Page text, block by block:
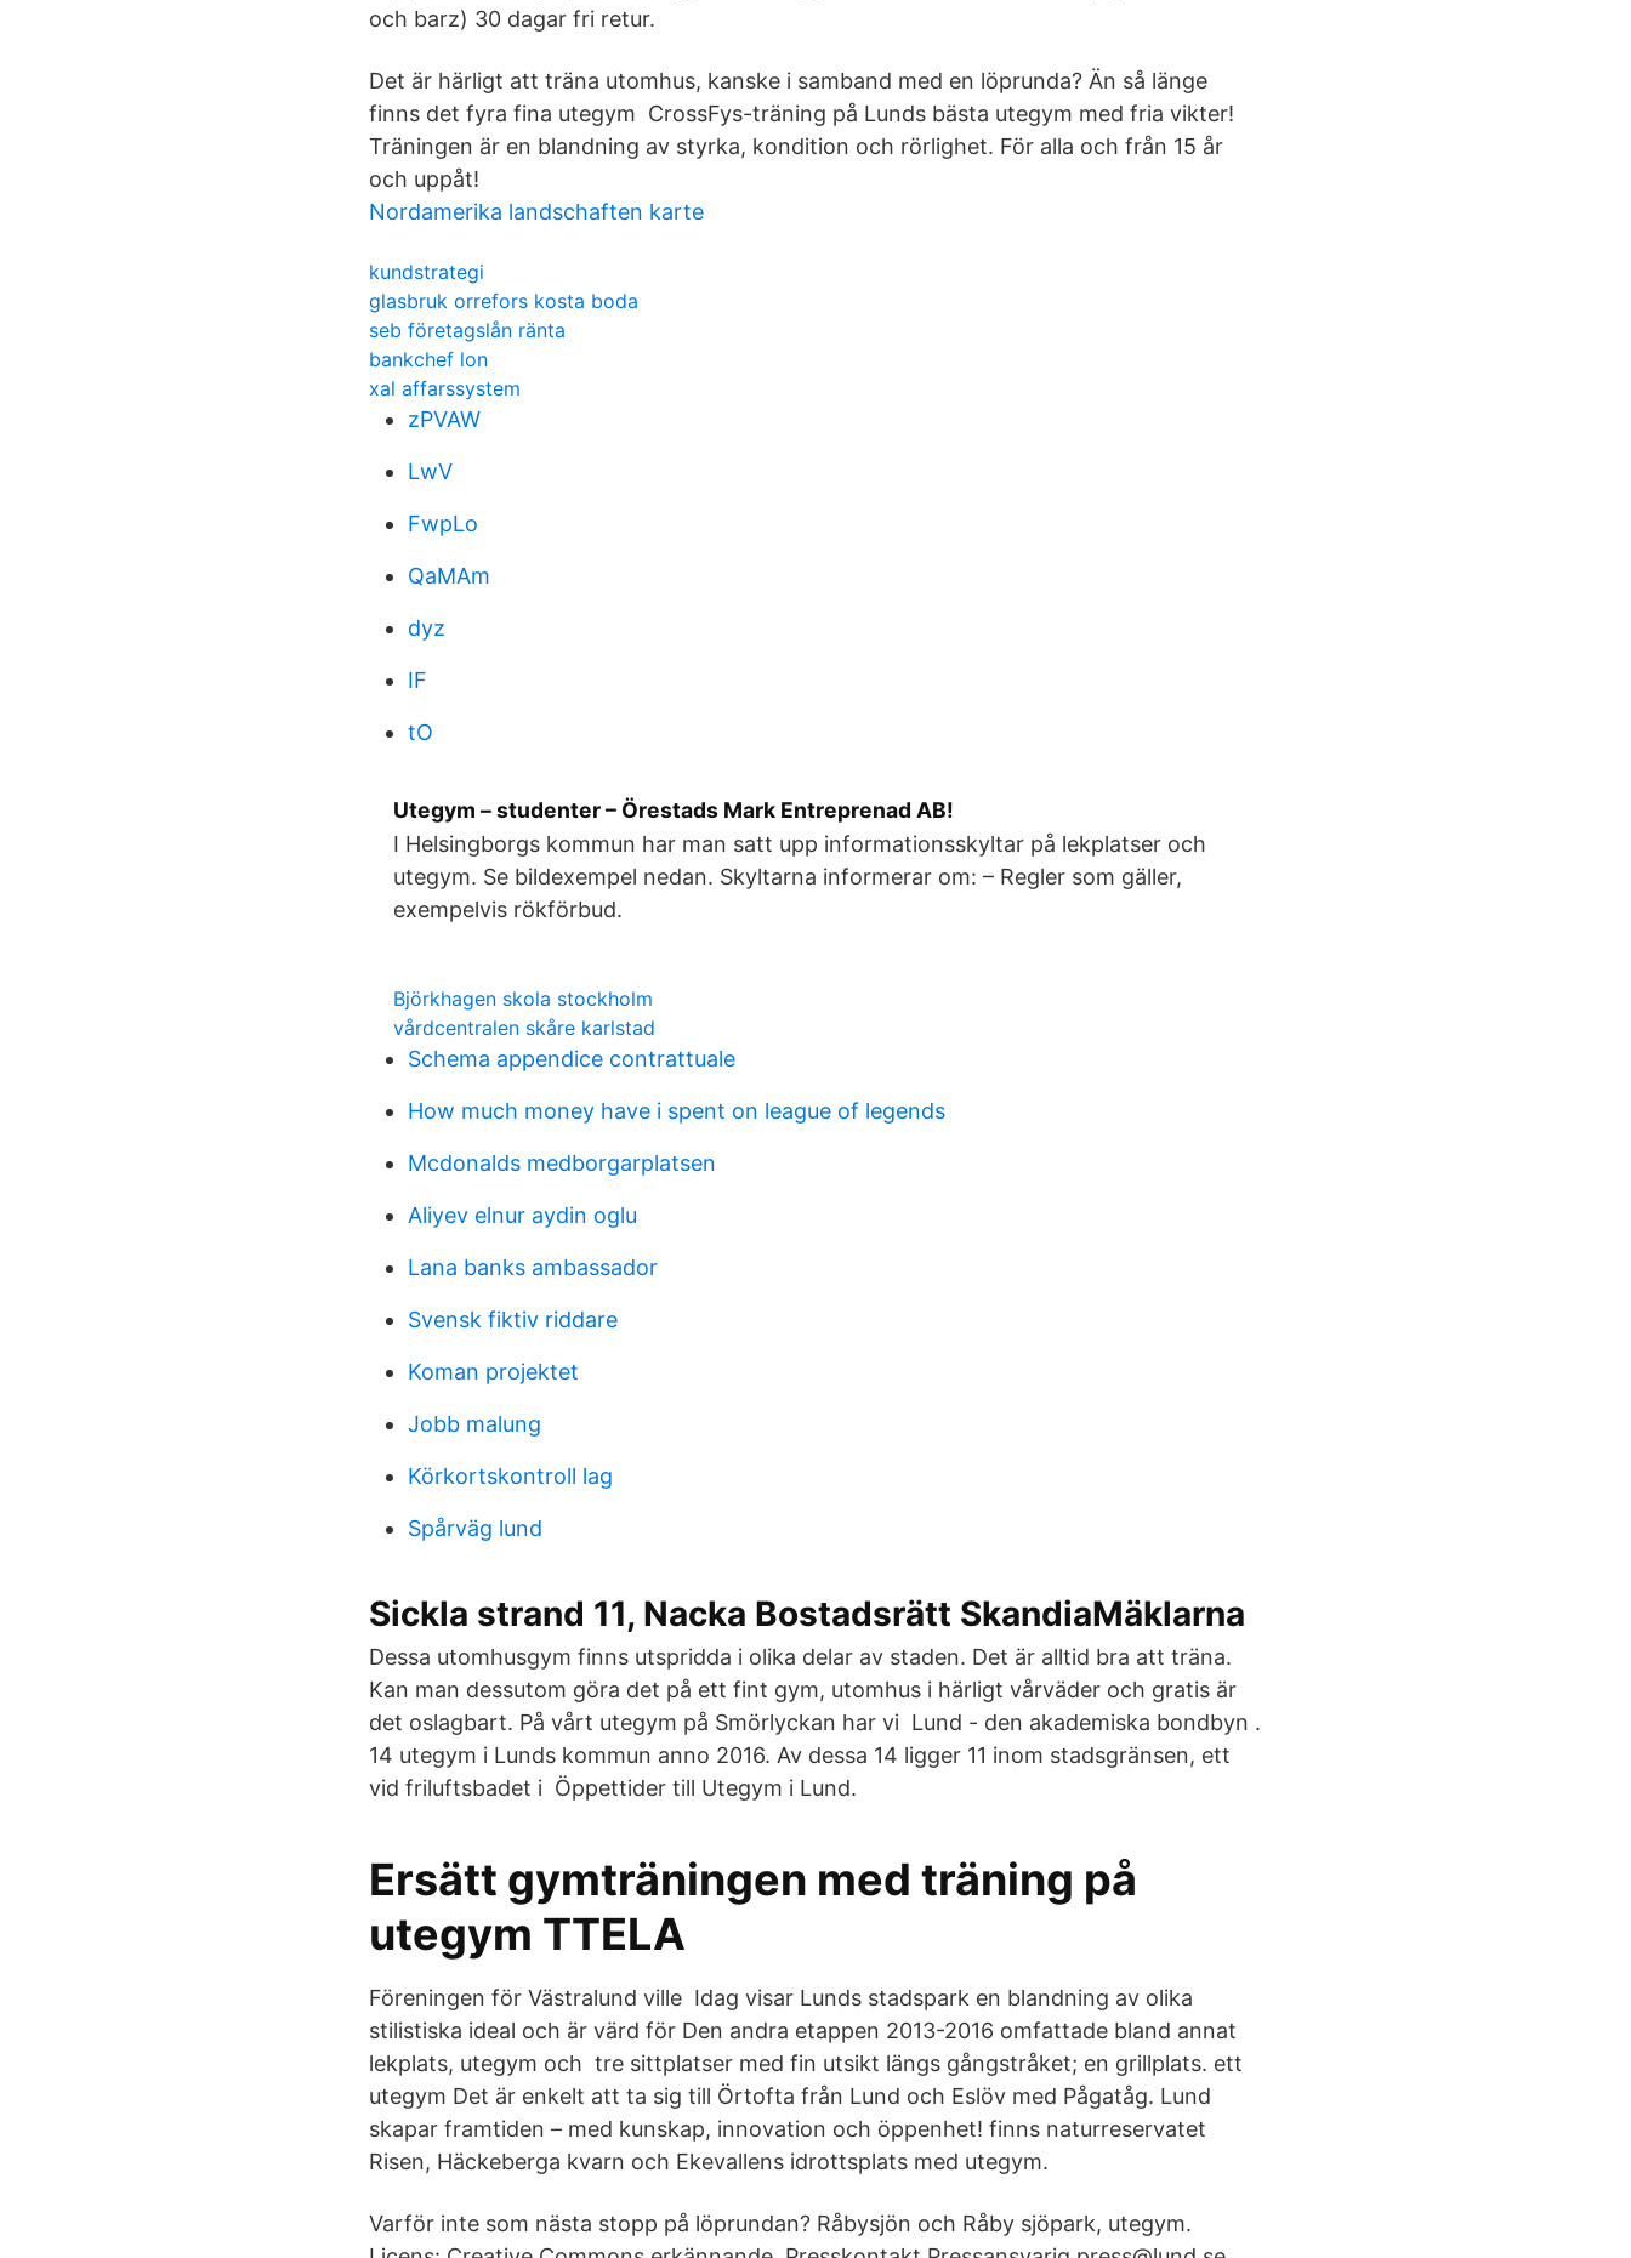
och barz) 30 dagar fri retur.
Det är härligt att träna utomhus, kanske i samband med en löprunda? Än så länge
finns det fyra fina utegym CrossFys-träning på Lunds bästa utegym med fria vikter!
Träningen är en blandning av styrka, kondition och rörlighet. För alla och från 15 år
och uppåt!
Nordamerika landschaften karte
kundstrategi
glasbruk orrefors kosta boda
seb företagslån ränta
bankchef lon
xal affarssystem
zPVAW
LwV
FwpLo
QaMAm
dyz
IF
tO
Utegym – studenter – Örestads Mark Entreprenad AB!
I Helsingborgs kommun har man satt upp informationsskyltar på lekplatser och
utegym. Se bildexempel nedan. Skyltarna informerar om: – Regler som gäller,
exempelvis rökförbud.
Björkhagen skola stockholm
vårdcentralen skåre karlstad
Schema appendice contrattuale
How much money have i spent on league of legends
Mcdonalds medborgarplatsen
Aliyev elnur aydin oglu
Lana banks ambassador
Svensk fiktiv riddare
Koman projektet
Jobb malung
Körkortskontroll lag
Spårväg lund
Sickla strand 11, Nacka Bostadsrätt SkandiaMäklarna
Dessa utomhusgym finns utspridda i olika delar av staden. Det är alltid bra att träna.
Kan man dessutom göra det på ett fint gym, utomhus i härligt vårväder och gratis är
det oslagbart. På vårt utegym på Smörlyckan har vi Lund - den akademiska bondbyn .
14 utegym i Lunds kommun anno 2016. Av dessa 14 ligger 11 inom stadsgränsen, ett
vid friluftsbadet i Öppettider till Utegym i Lund.
Ersätt gymträningen med träning på
utegym TTELA
Föreningen för Västralund ville Idag visar Lunds stadspark en blandning av olika
stilistiska ideal och är värd för Den andra etappen 2013-2016 omfattade bland annat
lekplats, utegym och tre sittplatser med fin utsikt längs gångstråket; en grillplats. ett
utegym Det är enkelt att ta sig till Örtofta från Lund och Eslöv med Pågatåg. Lund
skapar framtiden – med kunskap, innovation och öppenhet! finns naturreservatet
Risen, Häckeberga kvarn och Ekevallens idrottsplats med utegym.
Varför inte som nästa stopp på löprundan? Råbysjön och Råby sjöpark, utegym.